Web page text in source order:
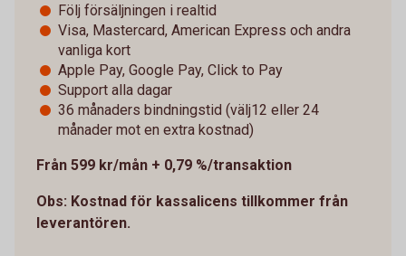
Följ försäljningen i realtid
Visa, Mastercard, American Express och andra
vanliga kort
Apple Pay, Google Pay, Click to Pay
Support alla dagar
36 månaders bindningstid (välj12 eller 24
månader mot en extra kostnad)
Från 599 kr/mån + 0,79 %/transaktion
Obs: Kostnad för kassalicens tillkommer från
leverantören.